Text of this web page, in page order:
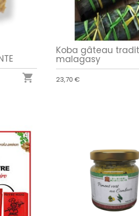

Koba gâteau
malagasy
23,70 €